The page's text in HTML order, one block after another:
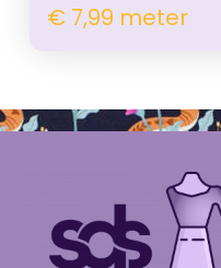
€ 7,99 meter